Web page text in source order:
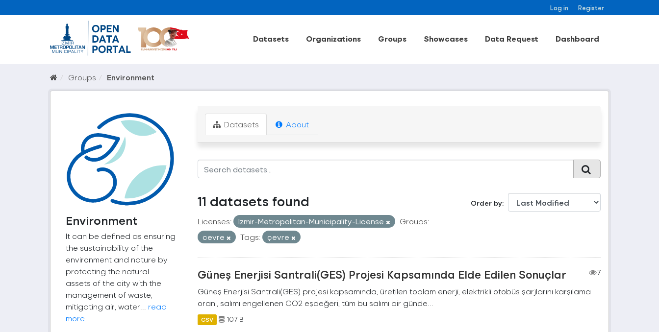
Log in Register
Datasets Organizations Groups Showcases Data Request Dashboard
Groups Environment
Environment
It can be defined as ensuring
the sustainability of the
environment and nature by
protecting the natural
assets of the city with the
management of waste,
mitigating air, water... read
more
Datasets About
Order by
11 datasets found
Licenses: Izmir-Metropolitan-Municipality-License
Groups:
cevre
Tags: çevre
Güneş Enerjisi Santrali(GES) Projesi Kapsamında Elde Edilen Sonuçlar
7
Güneş Enerjisi Santrali(GES) projesi kapsamında, üretilen toplam enerji, elektrikli otobüs şarjlarını karşılama
oranı, salımı engellenen CO2 eşdeğeri, tüm bu salımı bir günde...
CSV 107 B